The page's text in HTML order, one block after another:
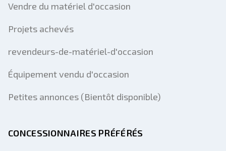
Vendre du matériel d'occasion
Projets achevés
revendeurs-de-matériel-d'occasion
Équipement vendu d'occasion
Petites annonces (Bientôt disponible)
CONCESSIONNAIRES PRÉFÉRÉS